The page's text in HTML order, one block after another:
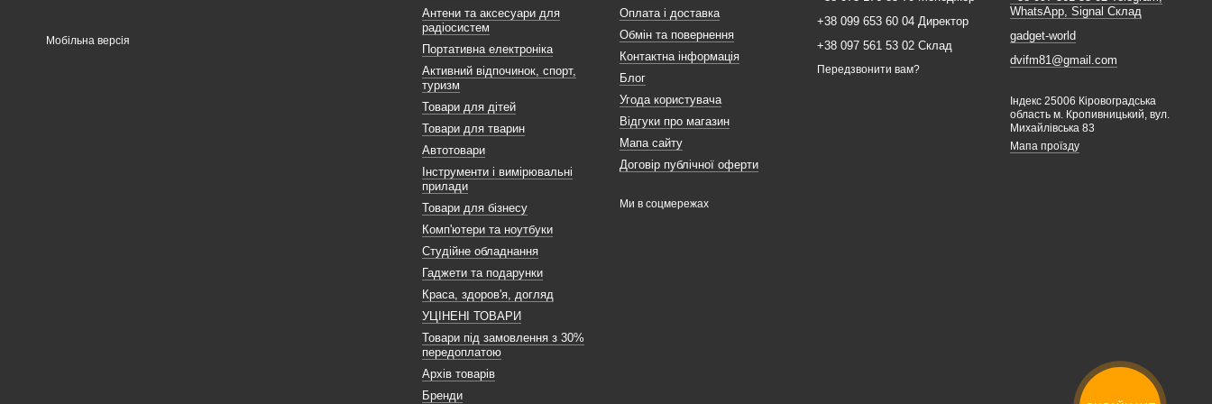
Мобільна версія
Антени та аксесуари для
радіосистем
Портативна електроніка
Активний відпочинок, спорт,
туризм
Товари для дітей
Товари для тварин
Автотовари
Інструменти і вимірювальні
прилади
Товари для бізнесу
Комп'ютери та ноутбуки
Студійне обладнання
Гаджети та подарунки
Краса, здоров'я, догляд
УЦІНЕНІ ТОВАРИ
Товари під замовлення з 30%
передоплатою
Архів товарів
Бренди
Оплата і доставка
Обмін та повернення
Контактна інформація
Блог
Угода користувача
Відгуки про магазин
Мапа сайту
Договір публічної оферти
Ми в соцмережах
+38 099 653 60 04 Директор
+38 097 561 53 02 Склад
Передзвонити вам?
WhatsApp, Signal Склад
gadget-world
dvifm81@gmail.com
Індекс 25006 Кіровоградська
область м. Кропивницький, вул.
Михайлівська 83
Мапа проїзду